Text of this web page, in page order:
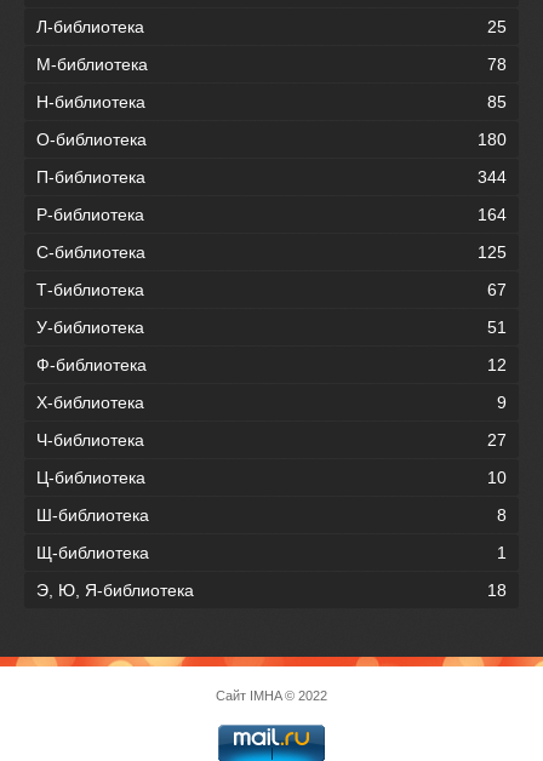
Л-библиотека
25
М-библиотека
78
Н-библиотека
85
О-библиотека
180
П-библиотека
344
Р-библиотека
164
С-библиотека
125
Т-библиотека
67
У-библиотека
51
Ф-библиотека
12
Х-библиотека
9
Ч-библиотека
27
Ц-библиотека
10
Ш-библиотека
8
Щ-библиотека
1
Э, Ю, Я-библиотека
18
Сайт IMHA© 2022